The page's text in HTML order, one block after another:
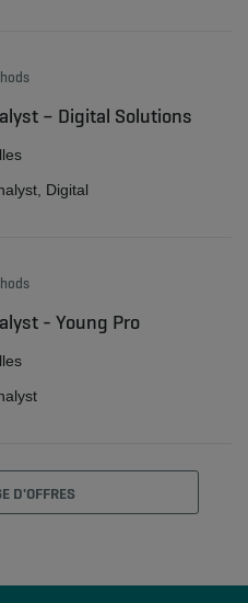
– Digital Solutions
Digital
- Young Pro
D'OFFRES